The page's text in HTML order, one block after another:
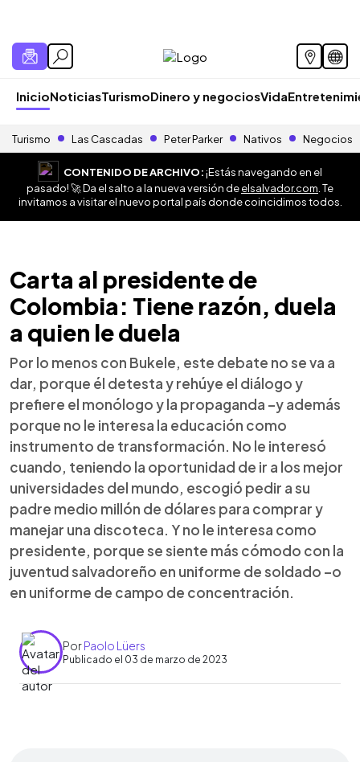
InicioNoticiasTurismoDinero y negociosVida
Turismo Las Cascadas Peter Parker Nativos Negocios
CONTENIDO DE ARCHIVO:¡Estás navegando en el
pasado! 🚀 Da el salto a la nueva versión deelsalvador.com . Te
invitamos a visitar el nuevo portal país donde coincidimos todos.
Carta al presidente de
Colombia: Tiene razón, duela
a quien le duela
Por lo menos con Bukele, este debate no se va a
dar, porque él detesta y rehúye el diálogo y
prefiere el monólogo y la propaganda –y además
porque no le interesa la educación como
instrumento de transformación. No le interesó
cuando, teniendo la oportunidad de ir a los mejor
universidades del mundo, escogió pedir a su
padre medio millón de dólares para comprar y
manejar una discoteca. Y no le interesa como
presidente, porque se siente más cómodo con la
juventud salvadoreño en uniforme de soldado –o
en uniforme de campo de concentración.
PorPaolo Lüers
Publicado el 03 de marzo de 2023